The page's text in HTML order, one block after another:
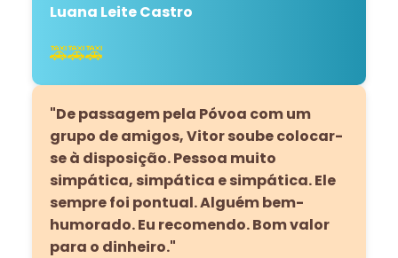
Luana Leite Castro
🚕🚕🚕
"De passagem pela Póvoa com um
grupo de amigos, Vitor soube colocar-
se à disposição. Pessoa muito
simpática, simpática e simpática. Ele
sempre foi pontual. Alguém bem-
humorado. Eu recomendo. Bom valor
para o dinheiro."